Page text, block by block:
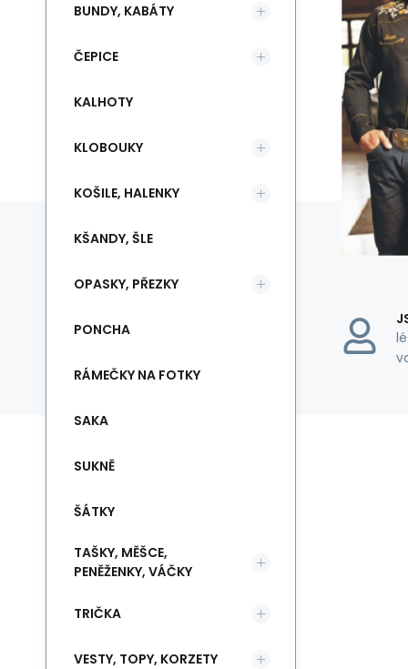
BUNDY, KABÁTY
ČEPICE
KALHOTY
KLOBOUKY
KOŠILE, HALENKY
KŠANDY, ŠLE
OPASKY, PŘEZKY
PONCHA
RÁMEČKY NA FOTKY
SAKA
SUKNĚ
ŠÁTKY
TAŠKY, MĚŠCE,
PENĚŽENKY, VÁČKY
TRIČKA
VESTY, TOPY, KORZETY